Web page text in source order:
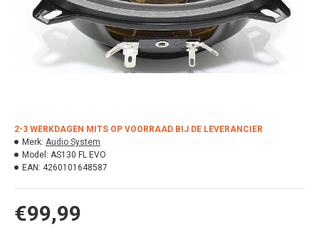
€99,99
2-3 WERKDAGEN MITS OP VOORRAAD BIJ DE LEVERANCIER
Merk: Audio System
Model: AS130 FL EVO
EAN: 4260101648587